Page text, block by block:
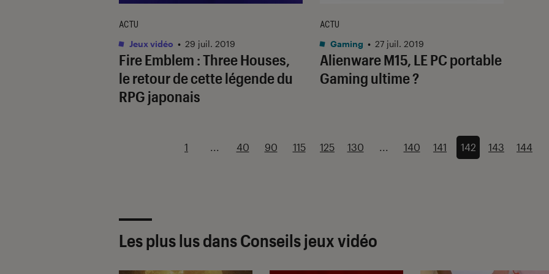
Fire Emblem : Three Houses,
le retour de cette légende du
RPG japonais
ACTU
Jeux vidéo • 29 juil. 2019
Alienware M15, LE PC portable
Gaming ultime ?
ACTU
Gaming • 27 juil. 2019
1 ... 40 90 115 125 130 ... 140 141 142 143 144
Les plus lus dans Conseils jeux vidéo